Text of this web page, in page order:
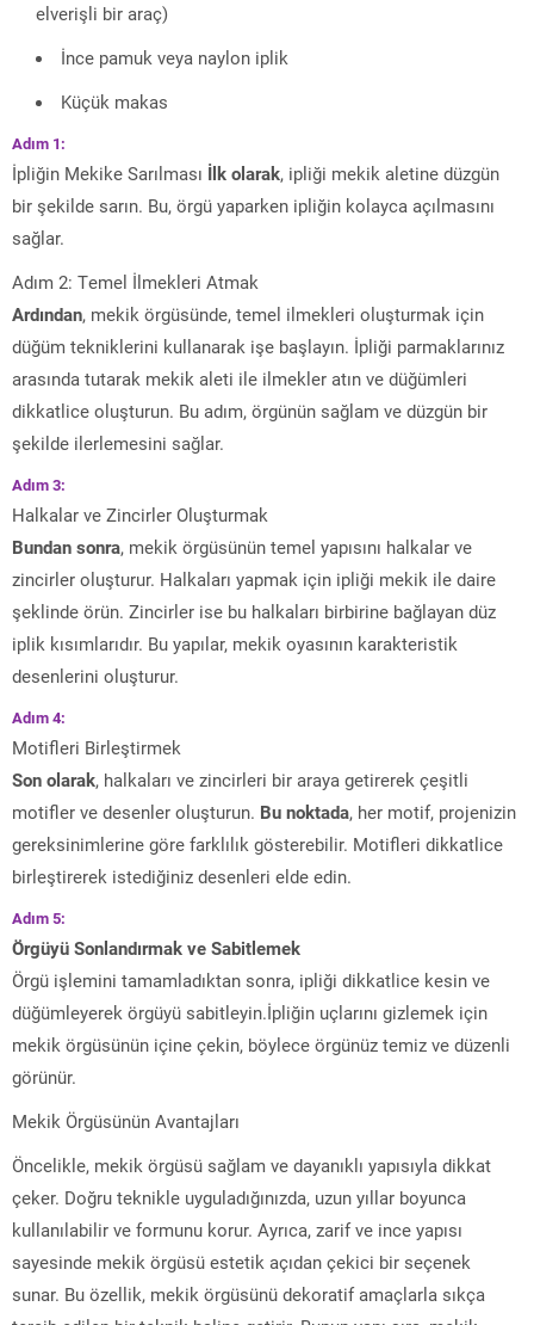
elverişli bir araç)
İnce pamuk veya naylon iplik
Küçük makas
Adım 1:
İpliğin Mekike Sarılması İlk olarak, ipliği mekik aletine düzgün
bir şekilde sarın. Bu, örgü yaparken ipliğin kolayca açılmasını
sağlar.
Adım 2: Temel İlmekleri Atmak
Ardından, mekik örgüsünde, temel ilmekleri oluşturmak için
düğüm tekniklerini kullanarak işe başlayın. İpliği parmaklarınız
arasında tutarak mekik aleti ile ilmekler atın ve düğümleri
dikkatlice oluşturun. Bu adım, örgünün sağlam ve düzgün bir
şekilde ilerlemesini sağlar.
Adım 3:
Halkalar ve Zincirler Oluşturmak
Bundan sonra, mekik örgüsünün temel yapısını halkalar ve
zincirler oluşturur. Halkaları yapmak için ipliği mekik ile daire
şeklinde örün. Zincirler ise bu halkaları birbirine bağlayan düz
iplik kısımlarıdır. Bu yapılar, mekik oyasının karakteristik
desenlerini oluşturur.
Adım 4:
Motifleri Birleştirmek
Son olarak, halkaları ve zincirleri bir araya getirerek çeşitli
motifler ve desenler oluşturun. Bu noktada, her motif, projenizin
gereksinimlerine göre farklılık gösterebilir. Motifleri dikkatlice
birleştirerek istediğiniz desenleri elde edin.
Adım 5:
Örgüyü Sonlandırmak ve Sabitlemek
Örgü işlemini tamamladıktan sonra, ipliği dikkatlice kesin ve
düğümleyerek örgüyü sabitleyin.İpliğin uçlarını gizlemek için
mekik örgüsünün içine çekin, böylece örgünüz temiz ve düzenli
görünür.
Mekik Örgüsünün Avantajları
Öncelikle, mekik örgüsü sağlam ve dayanıklı yapısıyla dikkat
çeker. Doğru teknikle uyguladığınızda, uzun yıllar boyunca
kullanılabilir ve formunu korur. Ayrıca, zarif ve ince yapısı
sayesinde mekik örgüsü estetik açıdan çekici bir seçenek
sunar. Bu özellik, mekik örgüsünü dekoratif amaçlarla sıkça